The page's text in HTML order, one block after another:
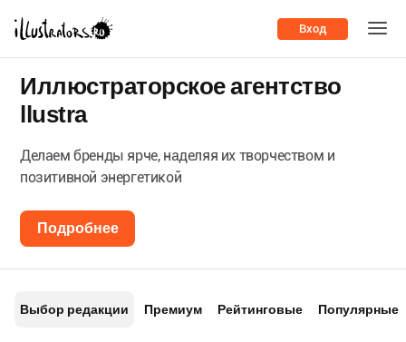
Вход
Иллюстраторское агентство
llustra
Делаем бренды ярче, наделяя их творчеством и
позитивной энергетикой
Подробнее
Выбор редакции Премиум Рейтинговые Популярные